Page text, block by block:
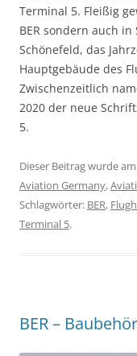
Terminal 5. Fleißig
BER sondern auch
Schönefeld, das
Hauptgebäude des
Zwischenzeitlich
2020 der neue
5.
Dieser Beitrag wurde am
Aviation Germany,
Schlagwörter: BER,
Terminal 5.
BER –